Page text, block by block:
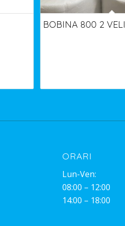
BOBINA 800 2 VELI
ORARI
Lun-Ven:
08:00 – 12:00
14:00 – 18:00